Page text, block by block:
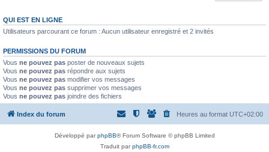
QUI EST EN LIGNE
Utilisateurs parcourant ce forum : Aucun utilisateur enregistré et 2 invités
PERMISSIONS DU FORUM
Vous ne pouvez pas poster de nouveaux sujets
Vous ne pouvez pas répondre aux sujets
Vous ne pouvez pas modifier vos messages
Vous ne pouvez pas supprimer vos messages
Vous ne pouvez pas joindre des fichiers
Index du forum Heures au format UTC+02:00
Développé parphpBB® Forum Software © phpBB Limited
Traduit parphpBB-fr.com